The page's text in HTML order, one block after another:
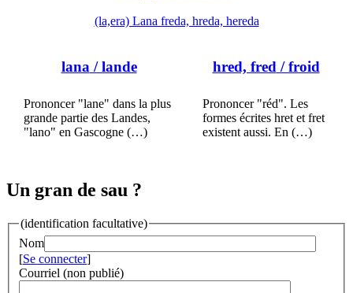
(la,era) Lana freda, hreda, hereda
lana / lande
Prononcer "lane" dans la plus
grande partie des Landes,
"lano" en Gascogne (…)
hred, fred / froid
Prononcer "réd". Les
formes écrites hret et fret
existent aussi. En (…)
Un gran de sau ?
(identification facultative)
Nom
[Se connecter]
Courriel (non publié)